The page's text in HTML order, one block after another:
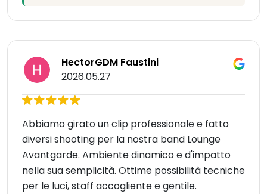
HectorGDM Faustini
2026.05.27
Abbiamo girato un clip professionale e fatto
diversi shooting per la nostra band Lounge
Avantgarde. Ambiente dinamico e d'impatto
nella sua semplicità. Ottime possibilità tecniche
per le luci, staff accogliente e gentile.